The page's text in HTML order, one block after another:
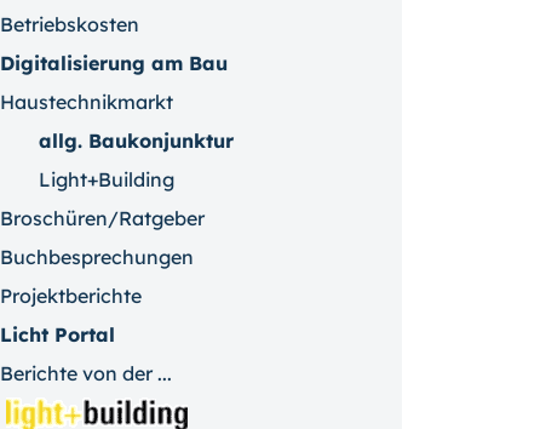
Betriebskosten
Digitalisierung am Bau
Haustechnikmarkt
allg. Baukonjunktur
Light+Building
Broschüren/Ratgeber
Buchbesprechungen
Projektberichte
Licht Portal
Berichte von der ...